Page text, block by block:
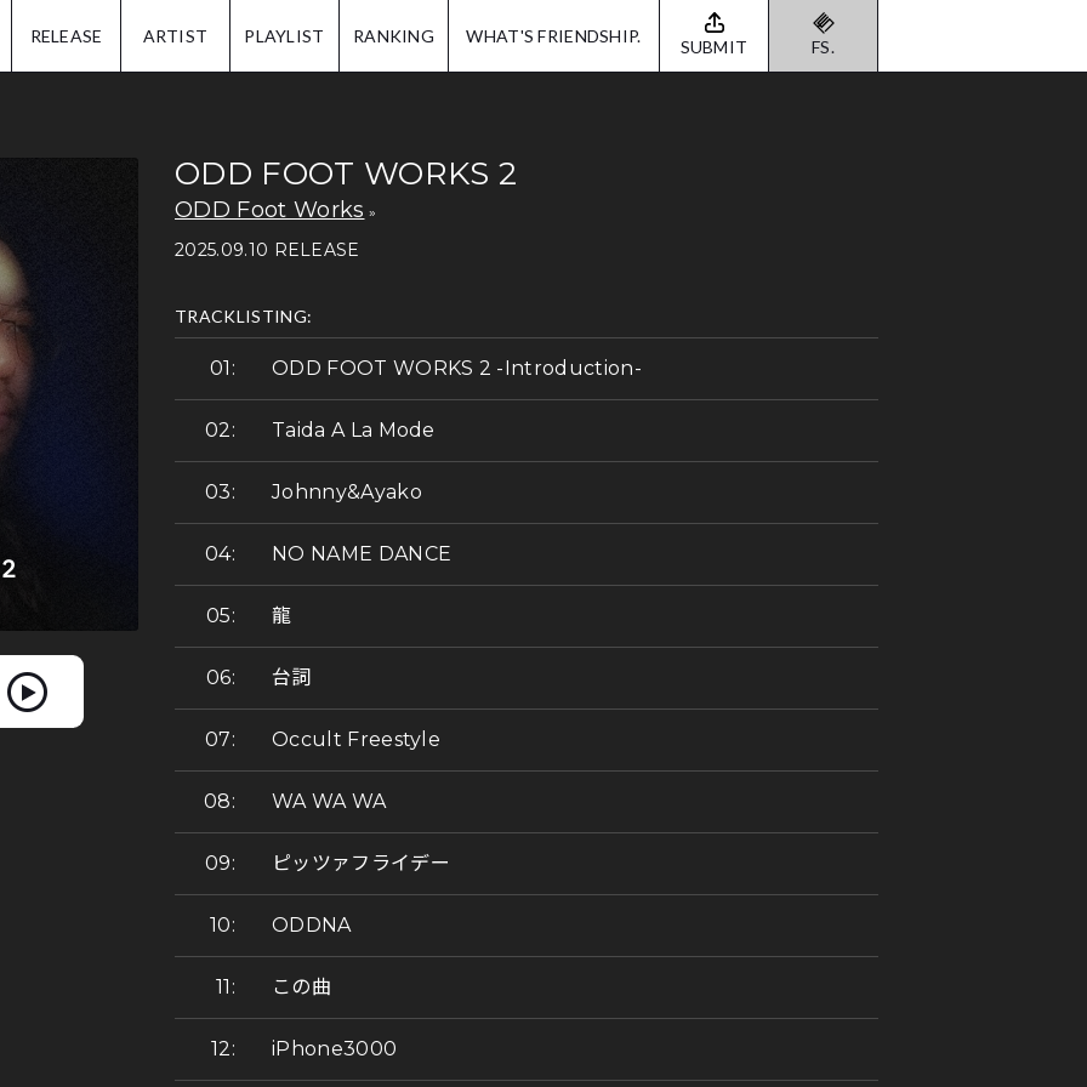
RELEASE ARTIST PLAYLIST RANKING WHAT'S FRIENDSHIP. SUBMIT FS.
ODD FOOT WORKS 2
ODD Foot Works
2025.09.10 RELEASE
TRACKLISTING:
ODD FOOT WORKS 2 -Introduction-
Taida A La Mode
Johnny&Ayako
NO NAME DANCE
龍
台詞
Occult Freestyle
WA WA WA
ピッツァフライデー
ODDNA
この曲
iPhone3000